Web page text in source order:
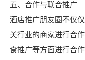
五、合作与联合推广
酒店推广朋友圈不仅
关行业的商家进行合
食推广等方面进行合